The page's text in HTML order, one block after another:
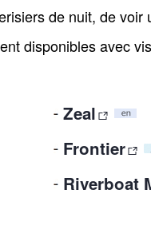
de nuit, de
disponibles avec
Zeal
Frontier
Riverboat